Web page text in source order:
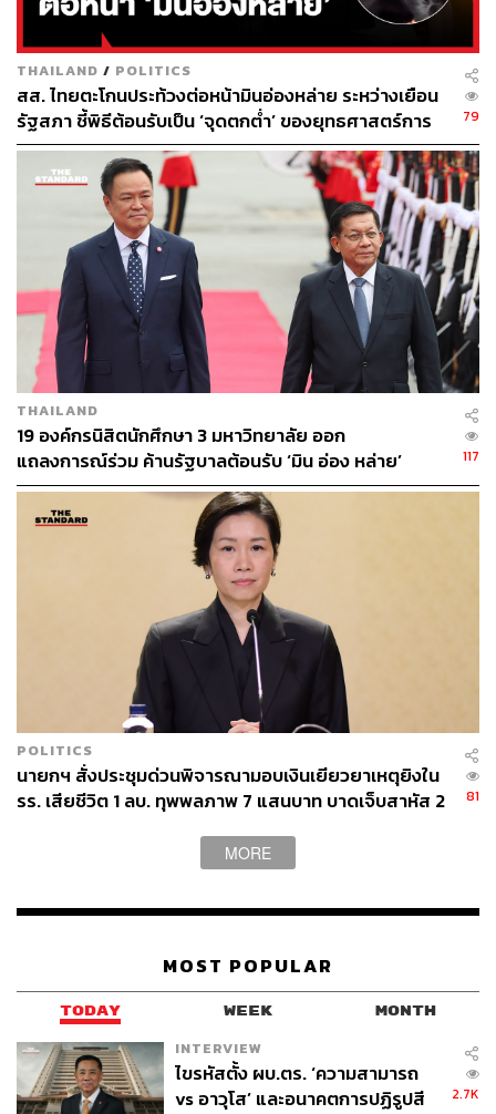
THAILAND / POLITICS
สส. ไทยตะโกนประท้วงต่อหน้ามินอ่องหล่าย ระหว่างเยือน
รัฐสภา ชี้พิธีต้อนรับเป็น ‘จุดตกต่ำ’ ของยุทธศาสตร์การ
ทูตไทย
79
THAILAND
19 องค์กรนิสิตนักศึกษา 3 มหาวิทยาลัย ออก
แถลงการณ์ร่วม ค้านรัฐบาลต้อนรับ ‘มิน อ่อง หล่าย’
117
POLITICS
นายกฯ สั่งประชุมด่วนพิจารณามอบเงินเยียวยาเหตุยิงใน
รร. เสียชีวิต 1 ลบ. ทุพพลภาพ 7 แสนบาท บาดเจ็บสาหัส 2
81
MORE
MOST POPULAR
TODAY WEEK MONTH
INTERVIEW
ไขรหัสตั้ง ผบ.ตร. ‘ความสามารถ
vs อาวุโส’ และอนาคตการปฏิรูปสี
2.7K